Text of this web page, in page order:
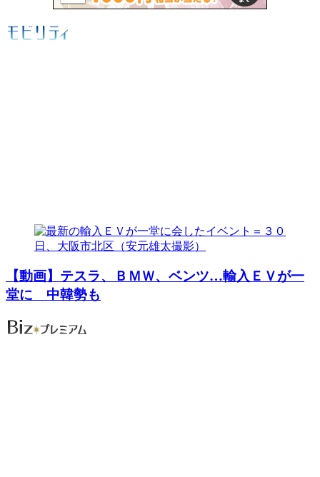
【動画】テスラ、ＢＭＷ、ベンツ…輸入ＥＶが一
堂に 中韓勢も